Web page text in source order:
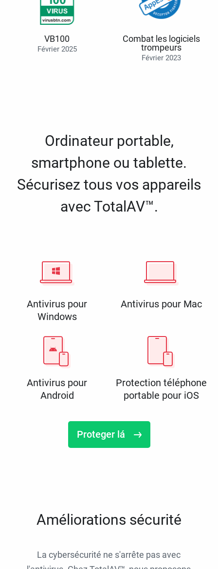
VB100
Février 2025
Combat les logiciels
trompeurs
Février 2023
Ordinateur portable,
smartphone ou tablette.
Sécurisez tous vos appareils
avec TotalAV™.
Antivirus pour
Windows
Antivirus pour Mac
Antivirus pour
Android
Protection téléphone
portable pour iOS
Proteger lá
Améliorations sécurité
La cybersécurité ne s'arrête pas avec